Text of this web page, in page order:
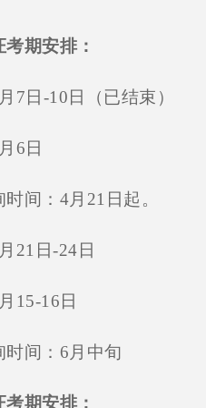
期安排：
7日-10日（已结束）
6日
间：4月21日起。
21日-24日
15-16日
间：6月中旬
期安排：